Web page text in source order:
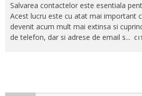
Salvarea contactelor este esentiala
Acest lucru este cu atat mai important
devenit acum mult mai extinsa si
de telefon, dar si adrese de email s...